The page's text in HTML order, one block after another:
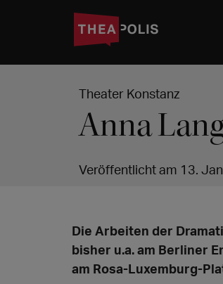
Theater Konstanz
Anna
Veröffentlicht am 13.
Die Arbeiten der
bisher u.a. am Berliner
am Rosa-Luxemburg-